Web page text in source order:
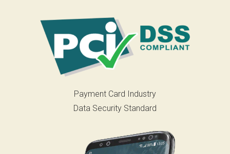
Payment Card Industry
Data Security Standard